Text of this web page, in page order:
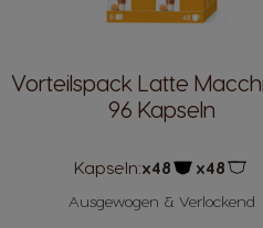
Vorteilspack Latte
96 Kapseln
Kapseln:x48 x48
Ausgewogen & Verlockend